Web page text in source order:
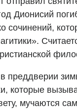
Дионисий
сочинений,
преддверии
которые
мучаются